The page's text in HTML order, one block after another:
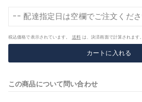
税込価格で表示されています。 送料は、決済画面で計算されます。
カートに入れる
この商品について問い合わせ